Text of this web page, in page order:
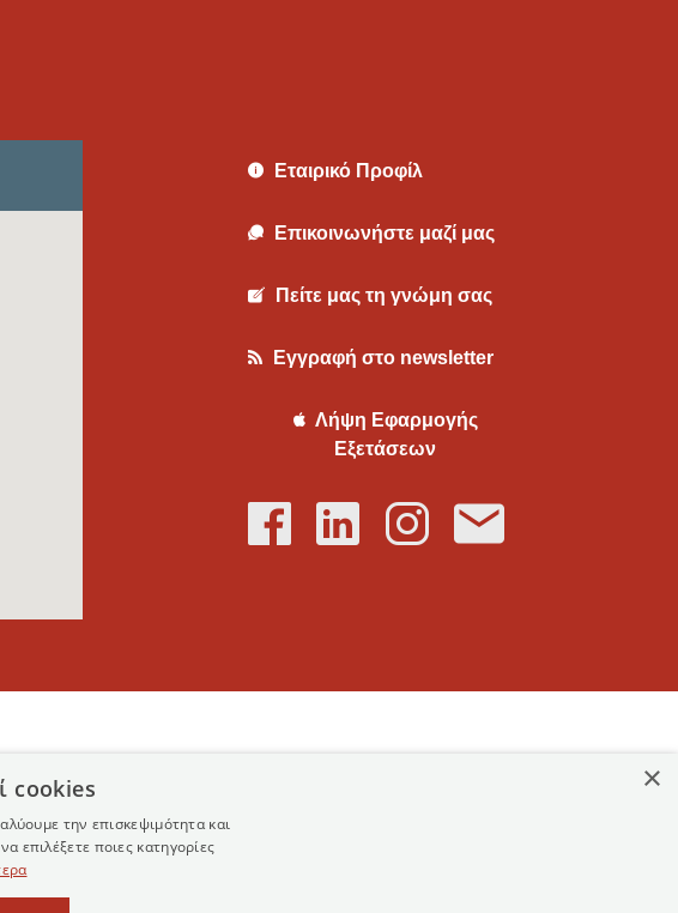
Εταιρικό Προφίλ
Επικοινωνήστε μαζί μας
Πείτε μας τη γνώμη σας
Εγγραφή στο newsletter
Λήψη Εφαρμογής
Εξετάσεων
×
cookies
την επισκεψιμότητα και
επιλέξετε ποιες κατηγορίες